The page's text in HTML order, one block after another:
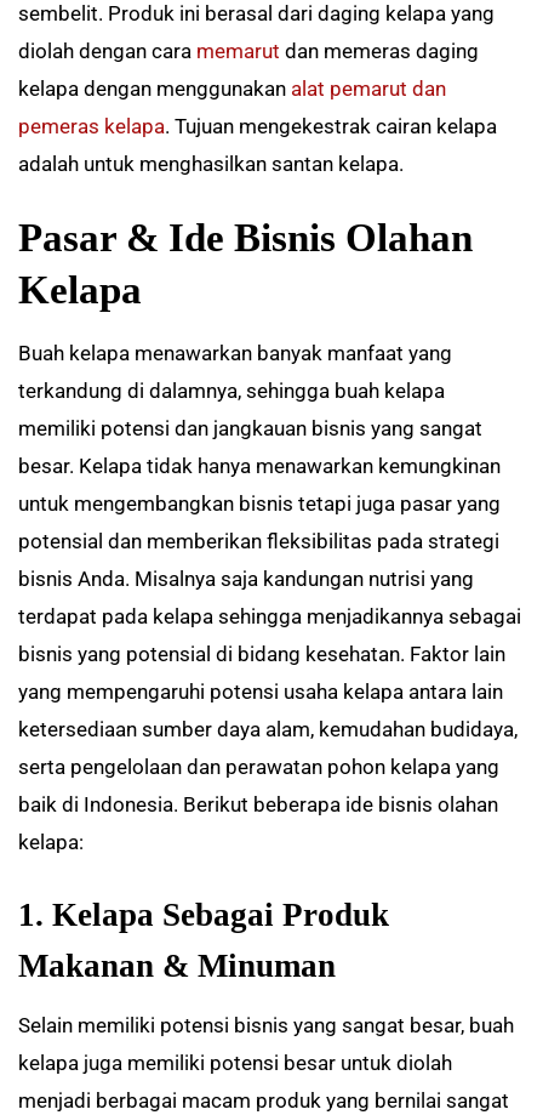
sembelit. Produk ini berasal dari daging kelapa yang
diolah dengan cara memarut dan memeras daging
kelapa dengan menggunakan alat pemarut dan
pemeras kelapa. Tujuan mengekestrak cairan kelapa
adalah untuk menghasilkan santan kelapa.
Pasar & Ide Bisnis Olahan
Kelapa
Buah kelapa menawarkan banyak manfaat yang
terkandung di dalamnya, sehingga buah kelapa
memiliki potensi dan jangkauan bisnis yang sangat
besar. Kelapa tidak hanya menawarkan kemungkinan
untuk mengembangkan bisnis tetapi juga pasar yang
potensial dan memberikan fleksibilitas pada strategi
bisnis Anda. Misalnya saja kandungan nutrisi yang
terdapat pada kelapa sehingga menjadikannya sebagai
bisnis yang potensial di bidang kesehatan. Faktor lain
yang mempengaruhi potensi usaha kelapa antara lain
ketersediaan sumber daya alam, kemudahan budidaya,
serta pengelolaan dan perawatan pohon kelapa yang
baik di Indonesia. Berikut beberapa ide bisnis olahan
kelapa:
1. Kelapa Sebagai Produk
Makanan & Minuman
Selain memiliki potensi bisnis yang sangat besar, buah
kelapa juga memiliki potensi besar untuk diolah
menjadi berbagai macam produk yang bernilai sangat